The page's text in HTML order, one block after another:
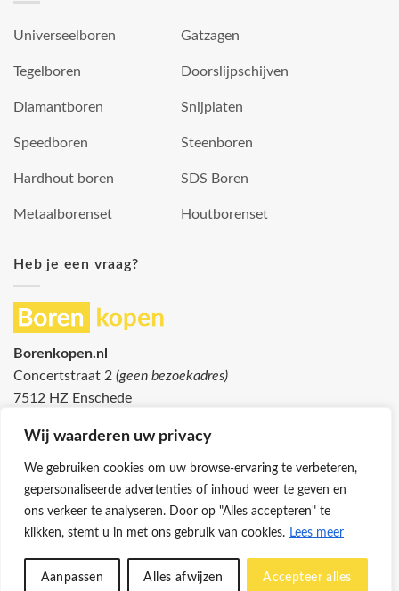
Wij waarderen uw privacy
We gebruiken cookies om uw browse-ervaring te verbeteren,
gepersonaliseerde advertenties of inhoud weer te geven en
ons verkeer te analyseren. Door op "Alles accepteren" te
klikken, stemt u in met ons gebruik van cookies. Lees meer
Aanpassen Alles afwijzen Accepteer alles
Universeelboren
Tegelboren
Diamantboren
Speedboren
Hardhout boren
Metaalborenset
Gatzagen
Doorslijpschijven
Snijplaten
Steenboren
SDS Boren
Houtborenset
Heb je een vraag?
Borenkopen.nl
Concertstraat 2 (geen bezoekadres)
7512 HZ Enschede